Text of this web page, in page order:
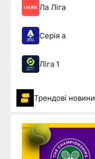
Ла Ліга
Серія а
Ліга 1
Трендові новини